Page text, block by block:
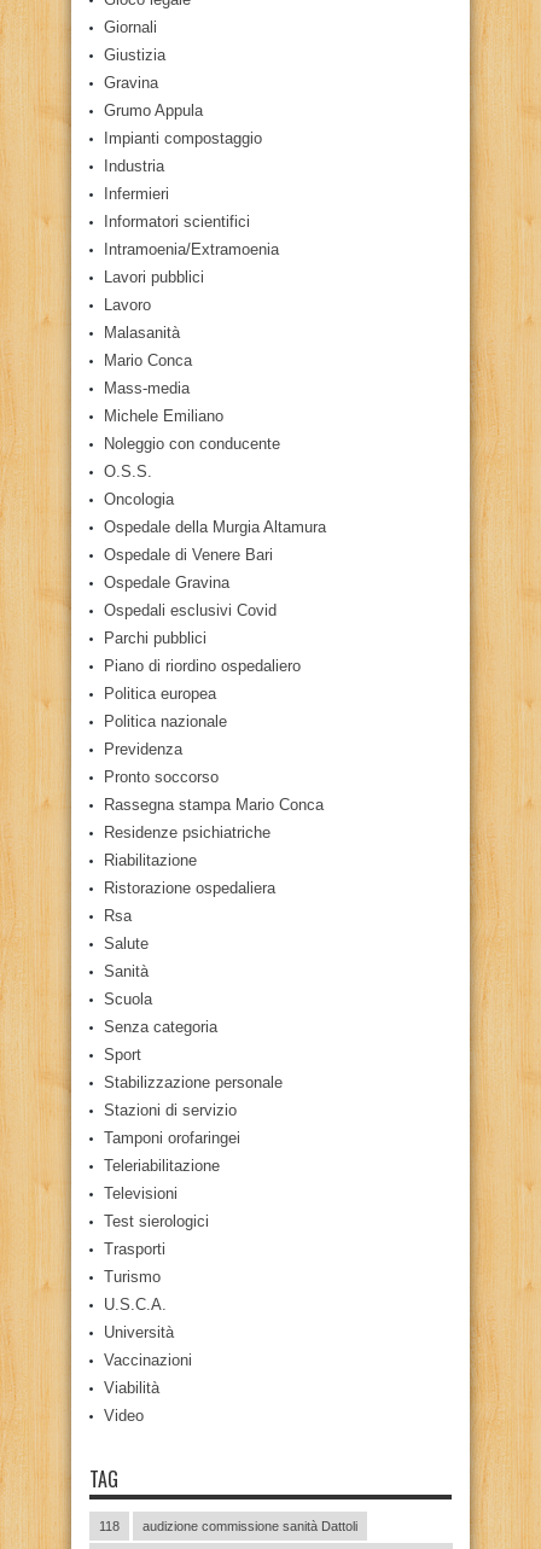
Giornali
Giustizia
Gravina
Grumo Appula
Impianti compostaggio
Industria
Infermieri
Informatori scientifici
Intramoenia/Extramoenia
Lavori pubblici
Lavoro
Malasanità
Mario Conca
Mass-media
Michele Emiliano
Noleggio con conducente
O.S.S.
Oncologia
Ospedale della Murgia Altamura
Ospedale di Venere Bari
Ospedale Gravina
Ospedali esclusivi Covid
Parchi pubblici
Piano di riordino ospedaliero
Politica europea
Politica nazionale
Previdenza
Pronto soccorso
Rassegna stampa Mario Conca
Residenze psichiatriche
Riabilitazione
Ristorazione ospedaliera
Rsa
Salute
Sanità
Scuola
Senza categoria
Sport
Stabilizzazione personale
Stazioni di servizio
Tamponi orofaringei
Teleriabilitazione
Televisioni
Test sierologici
Trasporti
Turismo
U.S.C.A.
Università
Vaccinazioni
Viabilità
Video
TAG
118 audizione commissione sanità Dattoli